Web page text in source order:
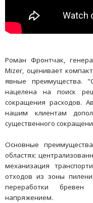
Роман Фронтчак,
Mizer, оценивает
явные преимущества.
нацелена на поиск
сокращения расходов.
нашим клиентам
существенного
Основные
областях:
механизация
отходов из зоны
переработки
напряжением.